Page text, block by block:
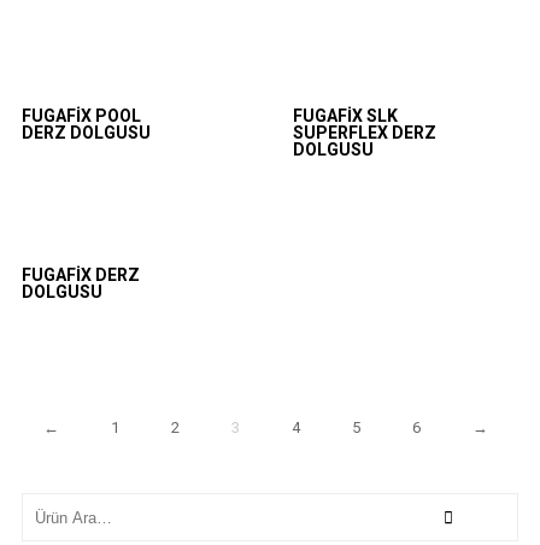
FUGAFIX POOL
DERZ DOLGUSU
FUGAFIX SLK
SUPERFLEX DERZ
DOLGUSU
FUGAFIX DERZ
DOLGUSU
← 1 2 3 4 5 6 →
for: